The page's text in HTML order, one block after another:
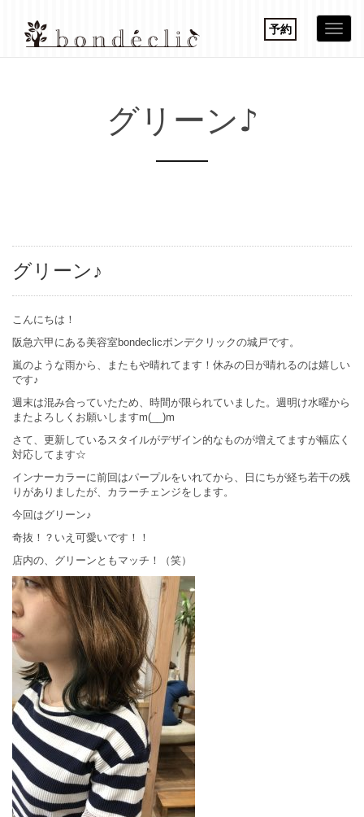
グリーン♪
予約
グリーン♪
こんにちは！
阪急六甲にある美容室bondeclicボンデクリックの城戸です。
嵐のような雨から、またもや晴れてます！休みの日が晴れるのは嬉しい
です♪
週末は混み合っていたため、時間が限られていました。週明け水曜から
またよろしくお願いしますm(__)m
さて、更新しているスタイルがデザイン的なものが増えてますが幅広く
対応してます☆
インナーカラーに前回はパープルをいれてから、日にちが経ち若干の残
りがありましたが、カラーチェンジをします。
今回はグリーン♪
奇抜！？いえ可愛いです！！
店内の、グリーンともマッチ！（笑）